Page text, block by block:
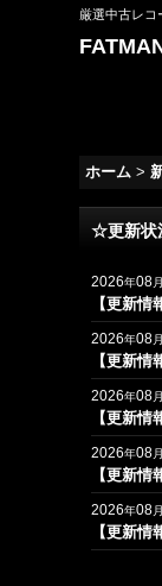
厳選中古レコ
ホーム >
☆更新
2026年08
【更新情
2026年08
【更新情
2026年08
【更新情
2026年08
【更新情
2026年08
【更新情